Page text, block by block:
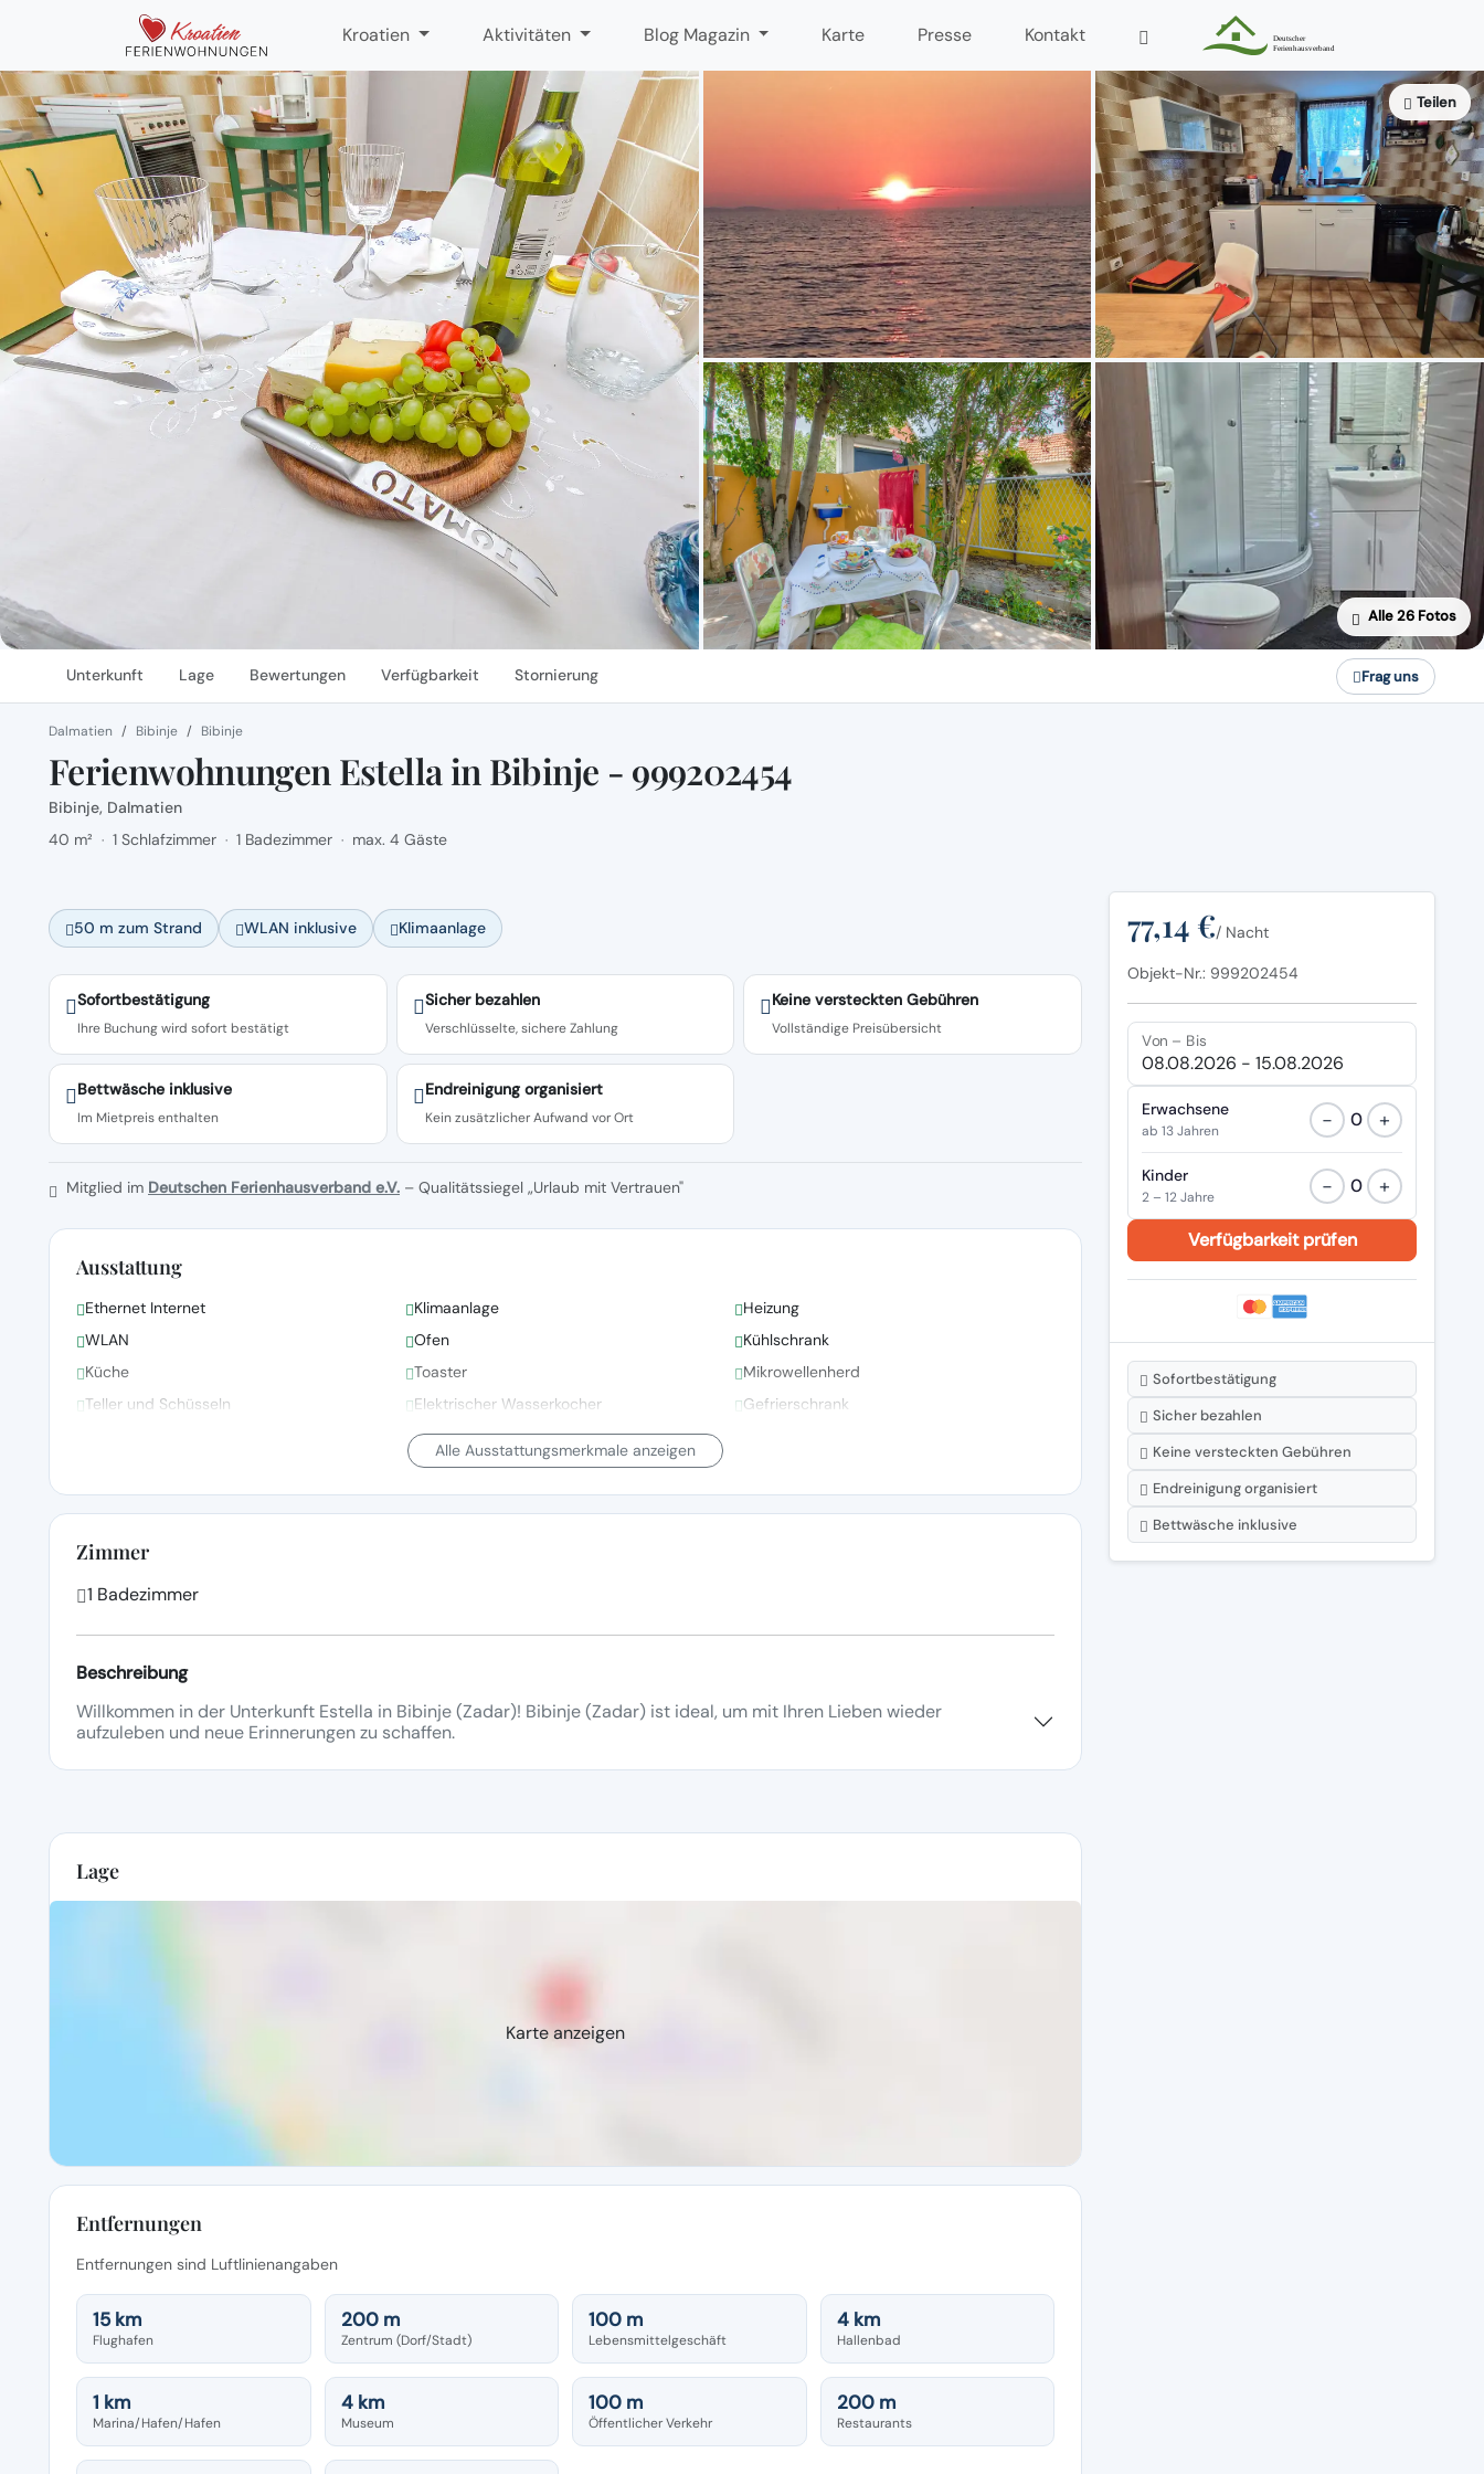
Kroatien Aktivitäten Blog Magazin Karte Presse Kontakt
Teilen
Alle 26 Fotos
Unterkunft Lage Bewertungen Verfügbarkeit Stornierung Frag uns
Dalmatien Bibinje Bibinje
Ferienwohnungen Estella in Bibinje - 999202454
Bibinje, Dalmatien
40 m² · 1 Schlafzimmer · 1 Badezimmer · max. 4 Gäste
50 m zum Strand WLAN inklusive Klimaanlage
Sofortbestätigung
Ihre Buchung wird sofort bestätigt
Sicher bezahlen
Verschlüsselte, sichere Zahlung
Keine versteckten Gebühren
Vollständige Preisübersicht
Bettwäsche inklusive
Im Mietpreis enthalten
Endreinigung organisiert
Kein zusätzlicher Aufwand vor Ort
Mitglied im Deutschen Ferienhausverband e.V. – Qualitätssiegel „Urlaub mit Vertrauen"
Ausstattung
Ethernet Internet Klimaanlage
Heizung
WLAN
Ofen
Kühlschrank
Küche
Toaster
Mikrowellenherd
Teller und Schüsseln
Elektrischer Wasserkocher Gefrierschrank
Alle Ausstattungsmerkmale anzeigen
Zimmer
1 Badezimmer
Beschreibung
Willkommen in der Unterkunft Estella in Bibinje (Zadar)! Bibinje (Zadar) ist ideal, um mit Ihren Lieben wieder
aufzuleben und neue Erinnerungen zu schaffen.
Lage
Karte anzeigen
Entfernungen
Entfernungen sind Luftlinienangaben
15 km
Flughafen
200 m
Zentrum (Dorf/Stadt)
100 m
Lebensmittelgeschäft
4 km
Hallenbad
1 km
Marina/Hafen/Hafen
4 km
Museum
100 m
Öffentlicher Verkehr
200 m
Restaurants
77,14 €/ Nacht
Objekt-Nr.: 999202454
Von – Bis
Erwachsene
ab 13 Jahren − 0 +
Kinder
2 – 12 Jahre − 0 +
Sofortbestätigung
Sicher bezahlen
Keine versteckten Gebühren
Endreinigung organisiert
Bettwäsche inklusive